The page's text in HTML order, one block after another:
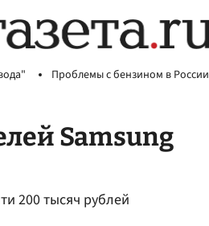
Проблемы с бензином в России
Samsung
200 тысяч рублей